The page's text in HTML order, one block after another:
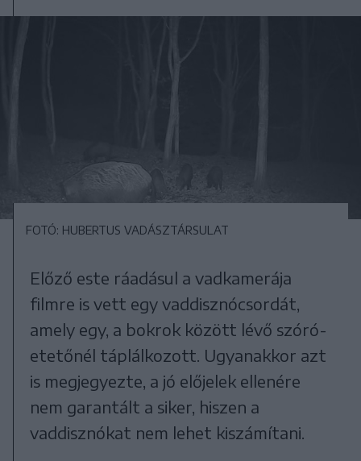
FOTÓ: HUBERTUS VADÁSZTÁRSULAT
Előző este ráadásul a vadkamerája
filmre is vett egy vaddisznócsordát,
amely egy, a bokrok között lévő szóró-
etetőnél táplálkozott. Ugyanakkor azt
is megjegyezte, a jó előjelek ellenére
nem garantált a siker, hiszen a
vaddisznókat nem lehet kiszámítani.